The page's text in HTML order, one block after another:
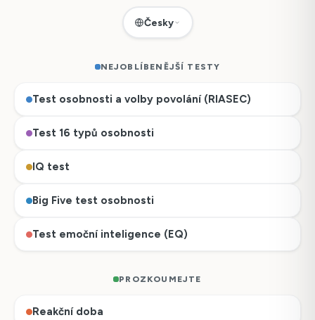
Česky
NEJOBLÍBENĚJŠÍ TESTY
Test osobnosti a volby povolání (RIASEC)
Test 16 typů osobnosti
IQ test
Big Five test osobnosti
Test emoční inteligence (EQ)
PROZKOUMEJTE
Reakční doba